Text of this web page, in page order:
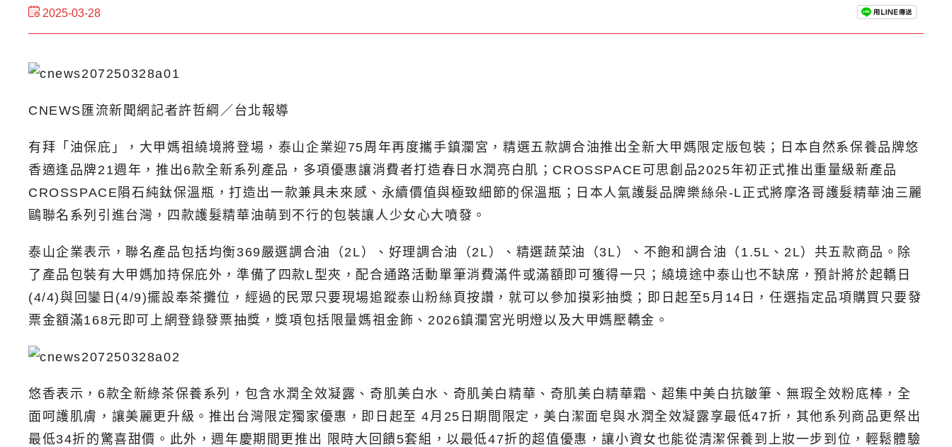
2025-03-28
CNEWS匯流新聞網記者許哲綱／台北報導
有拜「油保庇」，大甲媽祖繞境將登場，泰山企業迎75周年再度攜手鎮瀾宮，精選五款調合油推出全新大甲媽限定版包裝；日本自然系保養品牌悠
香適逢品牌21週年，推出6款全新系列產品，多項優惠讓消費者打造春日水潤亮白肌；CROSSPACE可思創品2025年初正式推出重量級新產品
CROSSPACE隕石純鈦保溫瓶，打造出一款兼具未來感、永續價值與極致細節的保溫瓶；日本人氣護髮品牌樂絲朵-L正式將摩洛哥護髮精華油三麗
鷗聯名系列引進台灣，四款護髮精華油萌到不行的包裝讓人少女心大噴發。
泰山企業表示，聯名產品包括均衡369嚴選調合油（2L）、好理調合油（2L）、精選蔬菜油（3L）、不飽和調合油（1.5L、2L）共五款商品。除
了產品包裝有大甲媽加持保庇外，準備了四款L型夾，配合通路活動單筆消費滿件或滿額即可獲得一只；繞境途中泰山也不缺席，預計將於起轎日
(4/4)與回鑾日(4/9)擺設奉茶攤位，經過的民眾只要現場追蹤泰山粉絲頁按讚，就可以參加摸彩抽獎；即日起至5月14日，任選指定品項購買只要發
票金額滿168元即可上網登錄發票抽獎，獎項包括限量媽祖金飾、2026鎮瀾宮光明燈以及大甲媽壓轎金。
悠香表示，6款全新綠茶保養系列，包含水潤全效凝露、奇肌美白水、奇肌美白精華、奇肌美白精華霜、超集中美白抗皺筆、無瑕全效粉底棒，全
面呵護肌膚，讓美麗更升級。推出台灣限定獨家優惠，即日起至 4月25日期間限定，美白潔面皂與水潤全效凝露享最低47折，其他系列商品更祭出
最低34折的驚喜甜價。此外，週年慶期間更推出 限時大回饋5套組，以最低47折的超值優惠，讓小資女也能從清潔保養到上妝一步到位，輕鬆體驗